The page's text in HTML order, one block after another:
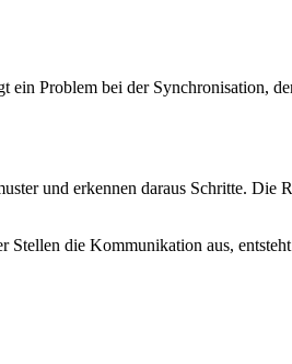
ein Problem bei der Synchronisation,
und erkennen daraus Schritte. Die
Stellen die Kommunikation aus,